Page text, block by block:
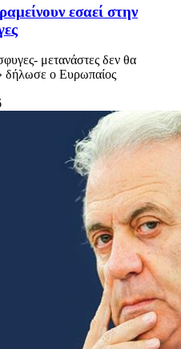
εσαεί στην
μετανάστες δεν θα
δήλωσε ο Ευρωπαίος